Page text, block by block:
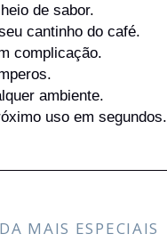
de sabor.
cantinho do café.
complicação.
ambiente.
uso em segundos.
MAIS ESPECIAIS